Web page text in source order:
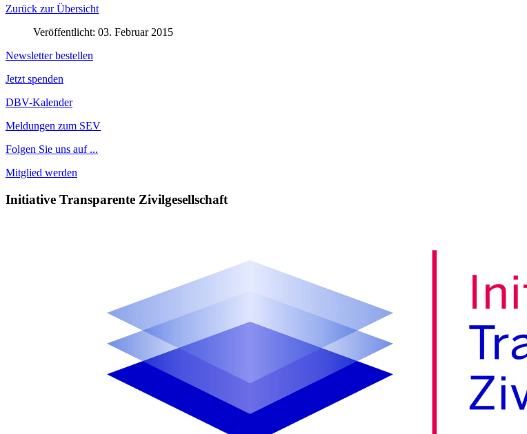
Zurück zur Übersicht
Veröffentlicht: 03. Februar 2015
Newsletter bestellen
Jetzt spenden
DBV-Kalender
Meldungen zum SEV
Folgen Sie uns auf ...
Mitglied werden
Initiative Transparente Zivilgesellschaft